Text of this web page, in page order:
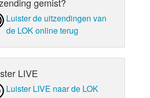
Luister de uit­zen­din­gen van
de LOK online terug
LIVE
Luister LIVE naar de LOK